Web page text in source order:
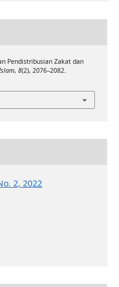
Pendistribusian Zakat dan
, 8(2), 2076–2082.
2, 2022